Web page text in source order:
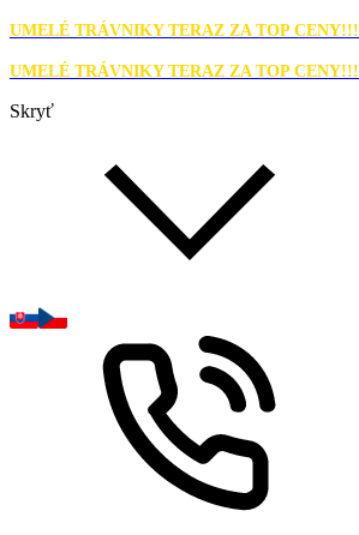
UMELÉ TRÁVNIKY TERAZ ZA TOP CENY!!!
UMELÉ TRÁVNIKY TERAZ ZA TOP CENY!!!
Skryť